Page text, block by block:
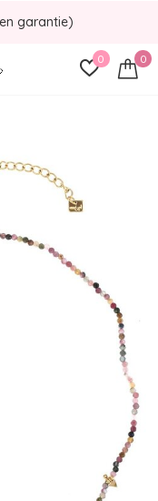
0 0
garantie)